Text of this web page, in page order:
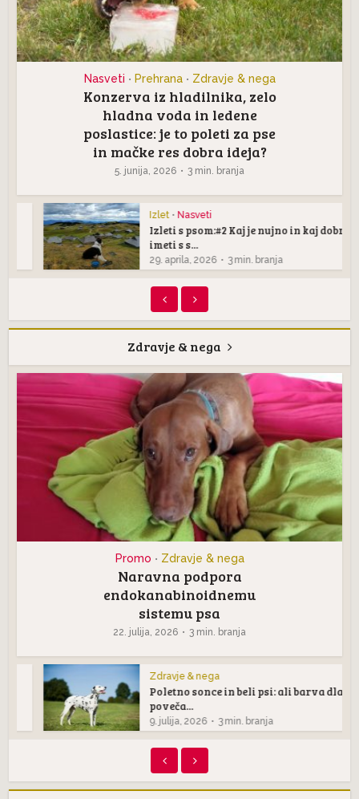
Nasveti • Prehrana • Zdravje & nega
Konzerva iz hladilnika, zelo
hladna voda in ledene
poslastice: je to poleti za pse
in mačke res dobra ideja?
5. junija, 2026 3 min. branja
Izlet Nasveti
Izleti s psom:#2 Kaj je nujno in kaj dobro
imeti s s...
29. aprila, 2026 3 min. branja
Zdravje & nega
Promo • Zdravje & nega
Naravna podpora
endokanabinoidnemu
sistemu psa
22. julija, 2026 3 min. branja
Zdravje & nega
Poletno sonce in beli psi: ali barva dlake
poveča...
9. julija, 2026 3 min. branja